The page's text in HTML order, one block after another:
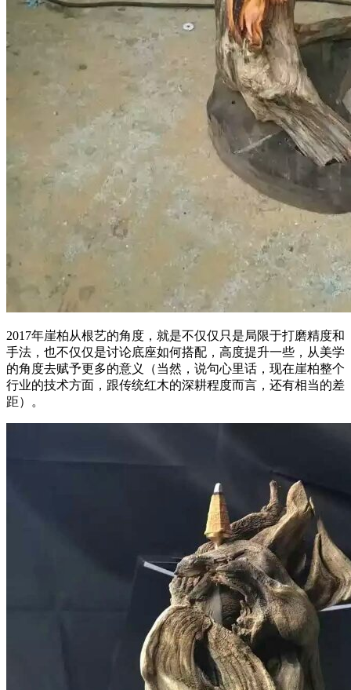
2017年崖柏从根艺的角度，就是不仅仅只是局限于打磨精度和
手法，也不仅仅是讨论底座如何搭配，高度提升一些，从美学
的角度去赋予更多的意义（当然，说句心里话，现在崖柏整个
行业的技术方面，跟传统红木的深耕程度而言，还有相当的差
距）。